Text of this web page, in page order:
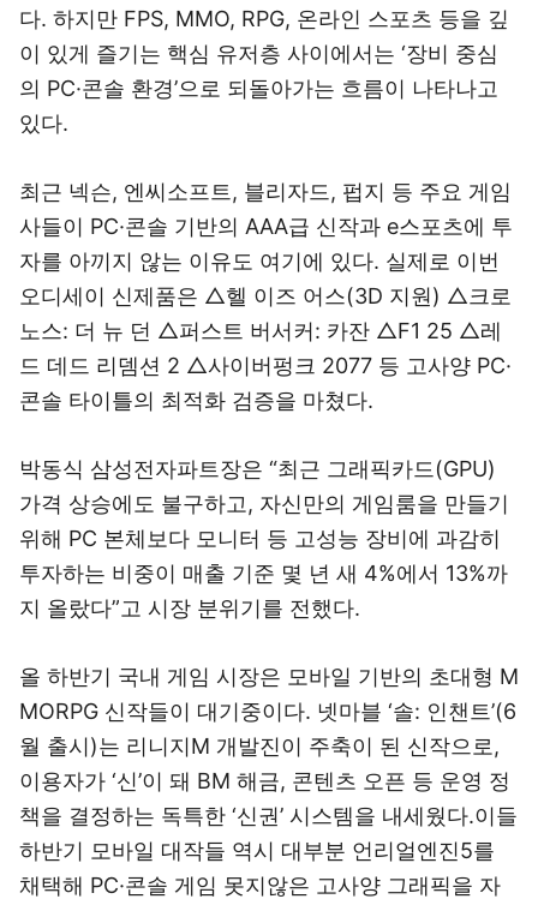
다. 하지만 FPS, MMO, RPG, 온라인 스포츠 등을 깊
이 있게 즐기는 핵심 유저층 사이에서는 ‘장비 중심
의 PC·콘솔 환경’으로 되돌아가는 흐름이 나타나고
있다.
최근 넥슨, 엔씨소프트, 블리자드, 펍지 등 주요 게임
사들이 PC·콘솔 기반의 AAA급 신작과 e스포츠에 투
자를 아끼지 않는 이유도 여기에 있다. 실제로 이번
오디세이 신제품은 △헬 이즈 어스(3D 지원) △크로
노스: 더 뉴 던 △퍼스트 버서커: 카잔 △F1 25 △레
드 데드 리뎀션 2 △사이버펑크 2077 등 고사양 PC·
콘솔 타이틀의 최적화 검증을 마쳤다.
박동식 삼성전자파트장은 “최근 그래픽카드(GPU)
가격 상승에도 불구하고, 자신만의 게임룸을 만들기
위해 PC 본체보다 모니터 등 고성능 장비에 과감히
투자하는 비중이 매출 기준 몇 년 새 4%에서 13%까
지 올랐다”고 시장 분위기를 전했다.
올 하반기 국내 게임 시장은 모바일 기반의 초대형 M
MORPG 신작들이 대기중이다. 넷마블 ‘솔: 인챈트’(6
월 출시)는 리니지M 개발진이 주축이 된 신작으로,
이용자가 ‘신’이 돼 BM 해금, 콘텐츠 오픈 등 운영 정
책을 결정하는 독특한 ‘신권’ 시스템을 내세웠다.이들
하반기 모바일 대작들 역시 대부분 언리얼엔진5를
채택해 PC·콘솔 게임 못지않은 고사양 그래픽을 자